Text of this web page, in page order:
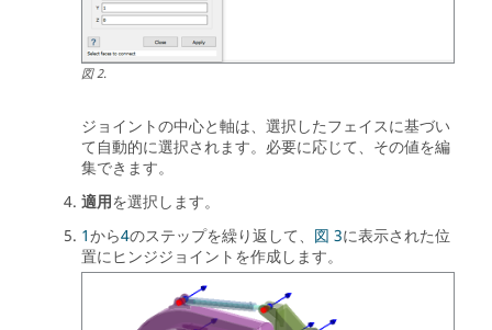
図2.
ジョイントの中心と軸は、選択したフェイスに基づい
て自動的に選択されます。必要に応じて、その値を編
集できます。
適用を選択します。
1から4のステップを繰り返して、 図 3に表示された位
置にヒンジジョイントを作成します。